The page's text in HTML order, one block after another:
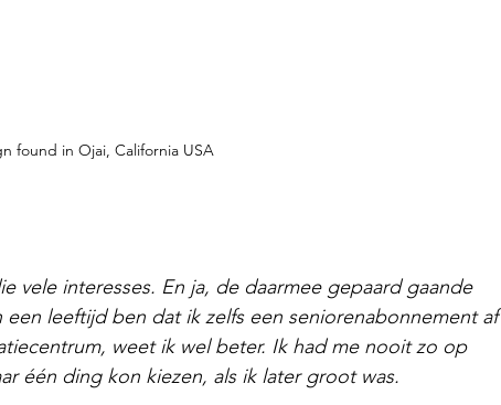
found in Ojai, California USA
vele interesses. En ja, de daarmee gepaard gaande
een leeftijd ben dat ik zelfs een seniorenabonnement af
weet ik wel beter. Ik had me nooit zo op
één ding kon kiezen, als ik later groot was.